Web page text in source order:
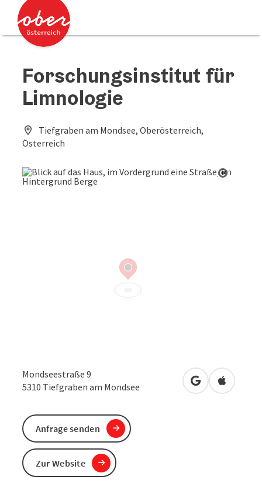
Zum Inhalt
Zum Seitenanfang
Forschungsinstitut für
Limnologie
Tiefgraben am Mondsee, Oberösterreich,
Österreich
Mondseestraße 9
5310 Tiefgraben am Mondsee in Googlein Apple
Anfrage senden
Zur Website